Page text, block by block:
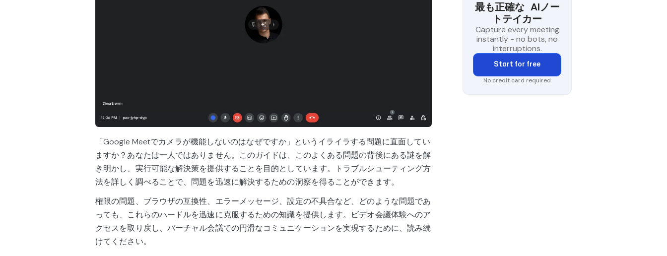
「Google Meetでカメラが機能しないのはなぜですか」というイライラする問題に直面してい
ますか？あなたは一人ではありません。このガイドは、このよくある問題の背後にある謎を解
き明かし、実行可能な解決策を提供することを目的としています。トラブルシューティング方
法を詳しく調べることで、問題を迅速に解決するための洞察を得ることができます。
権限の問題、ブラウザの互換性、エラーメッセージ、設定の不具合など、どのような問題であ
っても、これらのハードルを迅速に克服するための知識を提供します。ビデオ会議体験へのア
クセスを取り戻し、バーチャル会議での円滑なコミュニケーションを実現するために、読み続
けてください。
最も正確な AIノー
トテイカー
Capture every meeting
instantly - no bots, no
interruptions.
Start for free
No credit card required